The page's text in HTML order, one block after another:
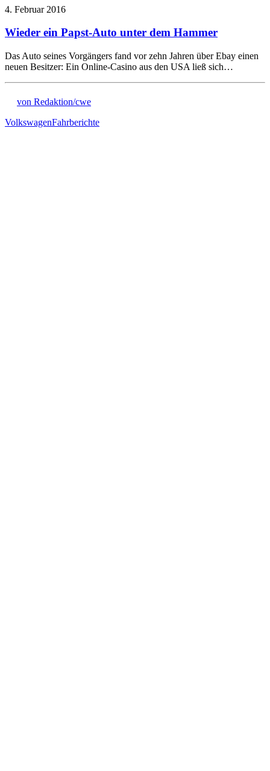
4. Februar 2016
Wieder ein Papst-Auto unter dem Hammer
Das Auto seines Vorgängers fand vor zehn Jahren über Ebay einen
neuen Besitzer: Ein Online-Casino aus den USA ließ sich…
von Redaktion/cwe
VolkswagenFahrberichte